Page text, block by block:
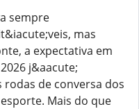
sempre
mas
a expectativa em
j&aacute;
de conversa dos
Mais do que